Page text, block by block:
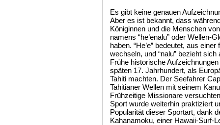
Es gibt keine genauen
Aber es ist bekannt, dass
Königinnen und die Menschen
namens “he’enalu” oder Wellen-
haben. “He’e” bedeutet, aus
wechseln, und “nalu” bezieht
Frühe historische
späten 17. Jahrhundert, als
Tahiti machten. Der Seefahrer
Tahitianer Wellen mit seinem
Frühzeitige Missionare
Sport wurde weiterhin praktiziert
Popularität dieser Sportart, dank
Kahanamoku, einer Hawaii-Surf-